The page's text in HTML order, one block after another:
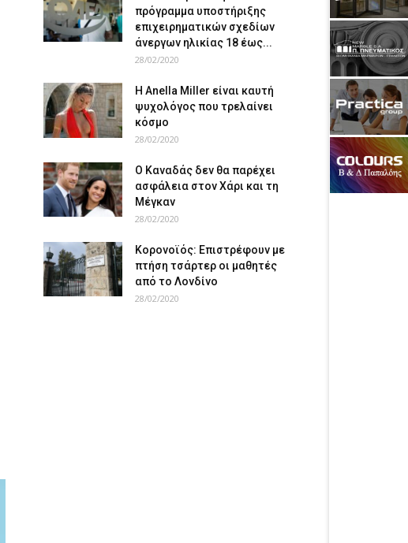
πρόγραμμα υποστήριξης
επιχειρηματικών σχεδίων
άνεργων ηλικίας 18 έως...
28/02/2020
Η Anella Miller είναι καυτή
ψυχολόγος που τρελαίνει
κόσμο
28/02/2020
Ο Καναδάς δεν θα παρέχει
ασφάλεια στον Χάρι και τη
Μέγκαν
28/02/2020
Κορονοϊός: Επιστρέφουν με
πτήση τσάρτερ οι μαθητές
από το Λονδίνο
28/02/2020